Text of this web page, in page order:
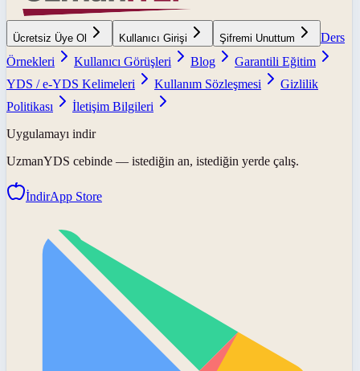
Ücretsiz Üye Ol Kullanıcı Girişi Şifremi Unuttum
Ders
Örnekleri
Kullanıcı Görüşleri Blog
Garantili Eğitim
YDS / e-YDS Kelimeleri
Kullanım Sözleşmesi
Gizlilik
Politikası
İletişim Bilgileri
Uygulamayı indir
UzmanYDS cebinde — istediğin an, istediğin yerde çalış.
İndirApp Store